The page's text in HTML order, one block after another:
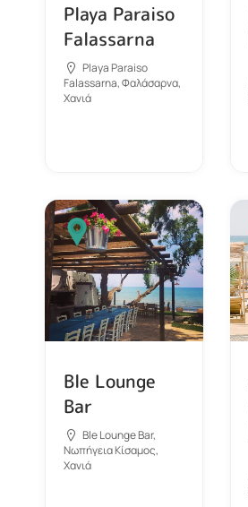
Playa Paraiso
Falassarna
Playa Paraiso
Falassarna, Φαλάσαρνα,
Χανιά
Ble Lounge
Bar
Ble Lounge Bar,
Νωπήγεια Κίσαμος,
Χανιά